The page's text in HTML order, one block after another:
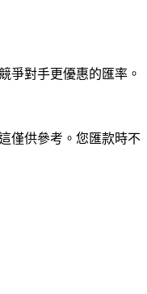
爭對手更優惠的匯率。
僅供參考。您匯款時不